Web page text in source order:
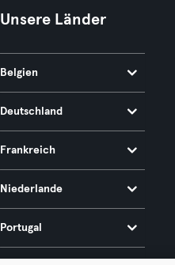
Unsere Länder
Belgien
Deutschland
Frankreich
Niederlande
Portugal